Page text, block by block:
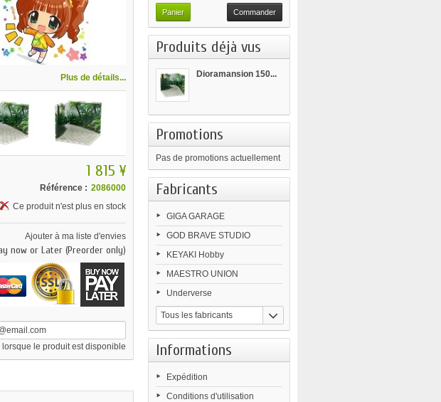
Plus de détails...
1 815 ¥
Référence : 2086000
Ce produit n'est plus en stock
Ajouter à ma liste d'envies
now or Later (Preorder only)
lorsque le produit est disponible
Panier Commander
Produits déjà vus
Dioramansion 150...
Promotions
Pas de promotions actuellement
Fabricants
GIGA GARAGE
GOD BRAVE STUDIO
KEYAKI Hobby
MAESTRO UNION
Underverse
Tous les fabricants
Informations
Expédition
Conditions d'utilisation